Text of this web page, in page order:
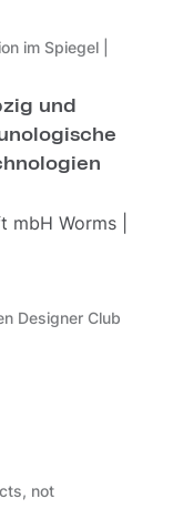
im Spiegel |
und
Worms |
Designer Club
not